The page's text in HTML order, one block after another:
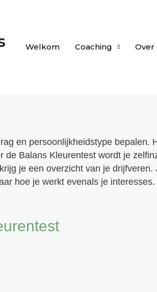
Welkom Coaching Over
en persoonlijkheidstype bepalen.
Balans Kleurentest wordt je
je een overzicht van je
hoe je werkt evenals je interesses.